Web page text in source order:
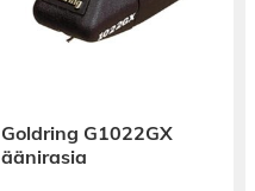
Goldring G1022GX
äänirasia